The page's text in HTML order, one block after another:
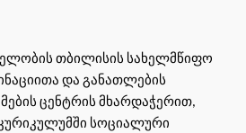
თბილისის სახელმწიფო
და განათლების
ცენტრის მხარდაჭერით,
სოციალური